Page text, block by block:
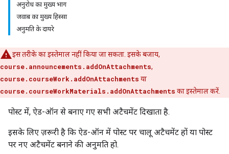
अनुरोध का मुख्य भाग
जवाब का मुख्य हिस्सा
अनुमति के दायरे
इस तरीके का इस्तेमाल नहीं किया जा सकता. इसके बजाय,
course.announcements.addOnAttachments,
course.courseWork.addOnAttachments या
course.courseWorkMaterials.addOnAttachments का इस्तेमाल करें.
पोस्ट में, ऐड-ऑन से बनाए गए सभी अटैचमेंट दिखाता है.
इसके लिए ज़रूरी है कि ऐड-ऑन में पोस्ट पर चालू अटैचमेंट हों या पोस्ट
पर नए अटैचमेंट बनाने की अनुमति हो.